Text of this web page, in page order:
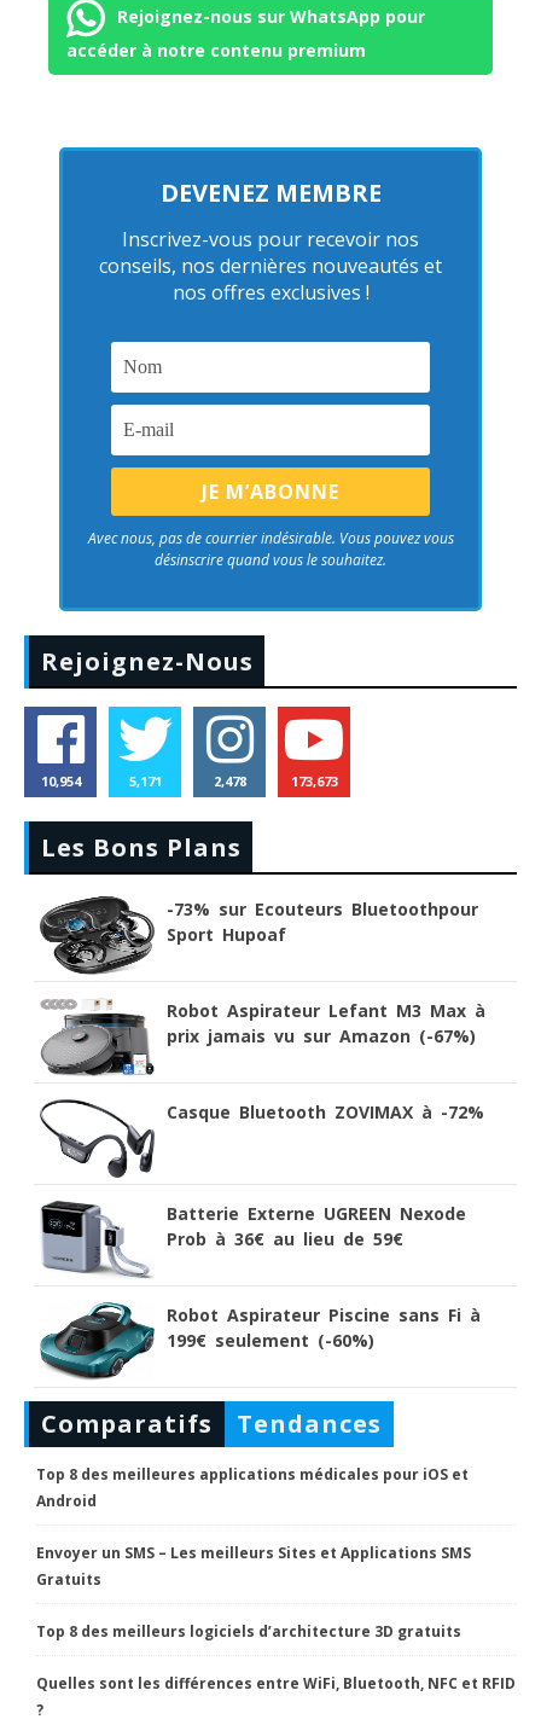
Rejoignez-nous sur WhatsApp pour
accéder à notre contenu premium
DEVENEZ MEMBRE
Inscrivez-vous pour recevoir nos
conseils, nos dernières nouveautés et
nos offres exclusives !
Avec nous, pas de courrier indésirable. Vous pouvez vous
désinscrire quand vous le souhaitez.
Rejoignez-Nous
10,954 5,171 2,478 173,673
Les Bons Plans
-73% sur Ecouteurs Bluetoothpour
Sport Hupoaf
Robot Aspirateur Lefant M3 Max à
prix jamais vu sur Amazon (-67%)
Casque Bluetooth ZOVIMAX à -72%
Batterie Externe UGREEN Nexode
Prob à 36€ au lieu de 59€
Robot Aspirateur Piscine sans Fi à
199€ seulement (-60%)
Comparatifs Tendances
Top 8 des meilleures applications médicales pour iOS et
Android
Envoyer un SMS – Les meilleurs Sites et Applications SMS
Gratuits
Top 8 des meilleurs logiciels d’architecture 3D gratuits
Quelles sont les différences entre WiFi, Bluetooth, NFC et RFID
?